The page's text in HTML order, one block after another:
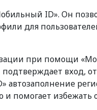
ID». Он
для
при помощи
вход,
автозаполнение
и помогает